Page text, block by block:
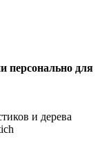
персонально для
и дерева